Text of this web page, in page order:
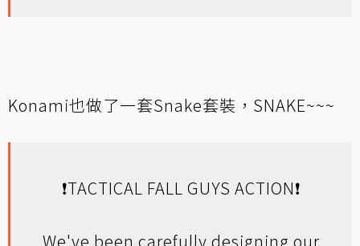
Konami也做了一套Snake套裝，SNAKE~~~
❗️TACTICAL FALL GUYS ACTION❗️
We've been carefully designing our